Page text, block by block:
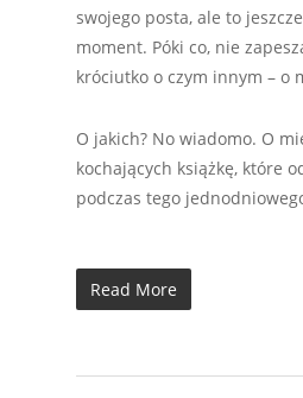
swojego posta, ale to
moment. Póki co, nie
króciutko o czym innym – o
O jakich? No wiadomo. O
kochających książkę, które
podczas tego
Read More